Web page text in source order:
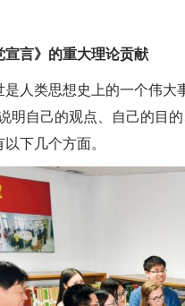
言》的重大理论贡献
是人类思想史上的一个伟
明自己的观点、自己的目
下几个方面。